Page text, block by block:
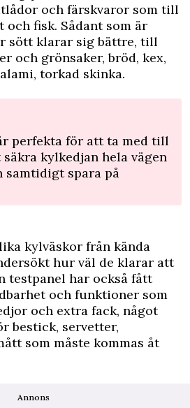
och färsk­varor som till
och fisk. Sådant som är
sött klarar sig bättre, till
och grönsaker, bröd, kex,
torkad skinka.
perfekta för att ta med till
kylkedjan hela vägen
spara på
kylväskor från kända
hur väl de klarar att
testpanel har också fått
och funktioner som
och extra fack, något
bestick, servetter,
som måste kommas åt
Annons